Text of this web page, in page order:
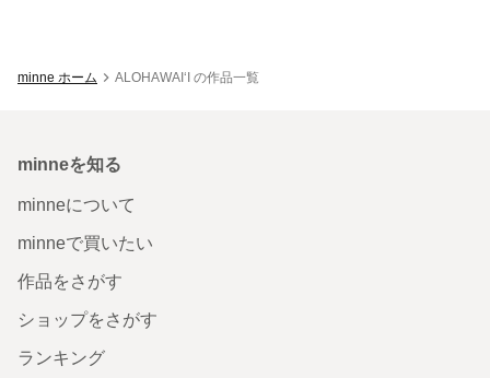
minne ホーム ALOHAWAIʻI の作品一覧
minneを知る
minneについて
minneで買いたい
作品をさがす
ショップをさがす
ランキング